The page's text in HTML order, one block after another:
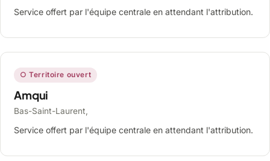
Service offert par l'équipe centrale en attendant l'attribution.
○ Territoire ouvert
Amqui
Bas-Saint-Laurent,
Service offert par l'équipe centrale en attendant l'attribution.